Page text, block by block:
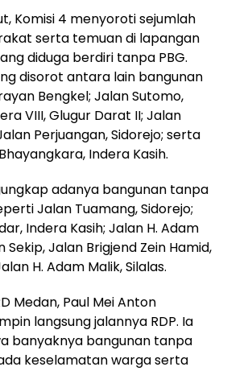
Komisi 4 menyoroti sejumlah
serta temuan di lapangan
diduga berdiri tanpa PBG.
disorot antara lain bangunan
Bengkel; Jalan Sutomo,
VIII, Glugur Darat II; Jalan
Perjuangan, Sidorejo; serta
Indera Kasih.
adanya bangunan tanpa
Jalan Tuamang, Sidorejo;
Indera Kasih; Jalan H. Adam
Sekip, Jalan Brigjend Zein Hamid,
H. Adam Malik, Silalas.
Medan, Paul Mei Anton
langsung jalannya RDP. Ia
banyaknya bangunan tanpa
keselamatan warga serta